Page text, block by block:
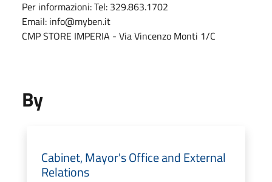
Per informazioni: Tel: 329.863.1702
Email: info@myben.it
CMP STORE IMPERIA - Via Vincenzo Monti 1/C
By
Cabinet, Mayor's Office and External
Relations